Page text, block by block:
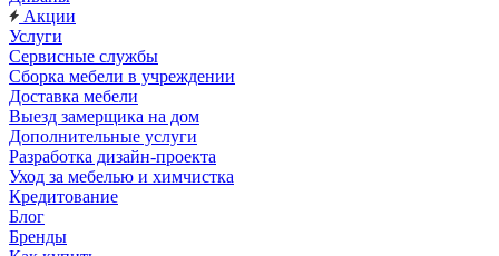
Акции
Услуги
Сервисные службы
Сборка мебели в учреждении
Доставка мебели
Выезд замерщика на дом
Дополнительные услуги
Разработка дизайн-проекта
Уход за мебелью и химчистка
Кредитование
Блог
Бренды